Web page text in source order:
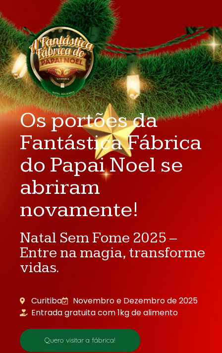
Os portões da
Fantástica Fábrica
do Papai Noel se
abriram
novamente!
Natal Sem Fome 2025 –
Entre na magia, transforme
vidas.
Curitiba
Novembro e Dezembro de 2025
Entrada gratuita com 1kg de alimento
Quero visitar a fábrica!